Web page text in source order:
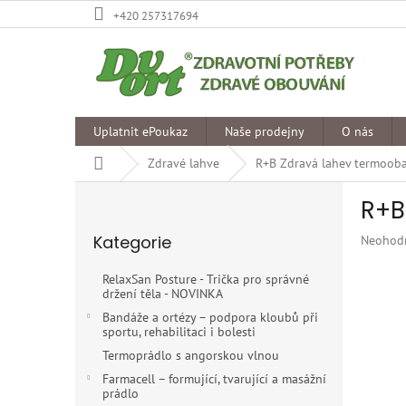
na
+420 257317694
Uplatnit ePoukaz Naše prodejny O nás
Domů Zdravé lahve R+B Zdravá lahev
kategorie
Kategorie
RelaxSan Posture - Trička pro správné
držení těla - NOVINKA
Bandáže a ortézy – podpora kloubů při
sportu, rehabilitaci i bolesti
Termoprádlo s angorskou vlnou
Farmacell – formující, tvarující a masážní
prádlo